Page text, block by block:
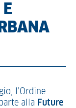
E
l’Ordine
alla Future